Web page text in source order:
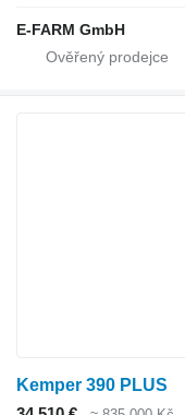
E-FARM GmbH
Kemper 390 PLUS